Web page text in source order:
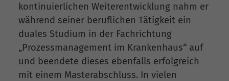
kontinuierlichen Weiterentwicklung nahm er
während seiner beruflichen Tätigkeit ein
duales Studium in der Fachrichtung
„Prozessmanagement im Krankenhaus“ auf
und beendete dieses ebenfalls erfolgreich
mit einem Masterabschluss. In vielen